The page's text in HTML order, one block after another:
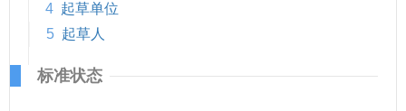
4 起草单位
5 起草人
标准状态